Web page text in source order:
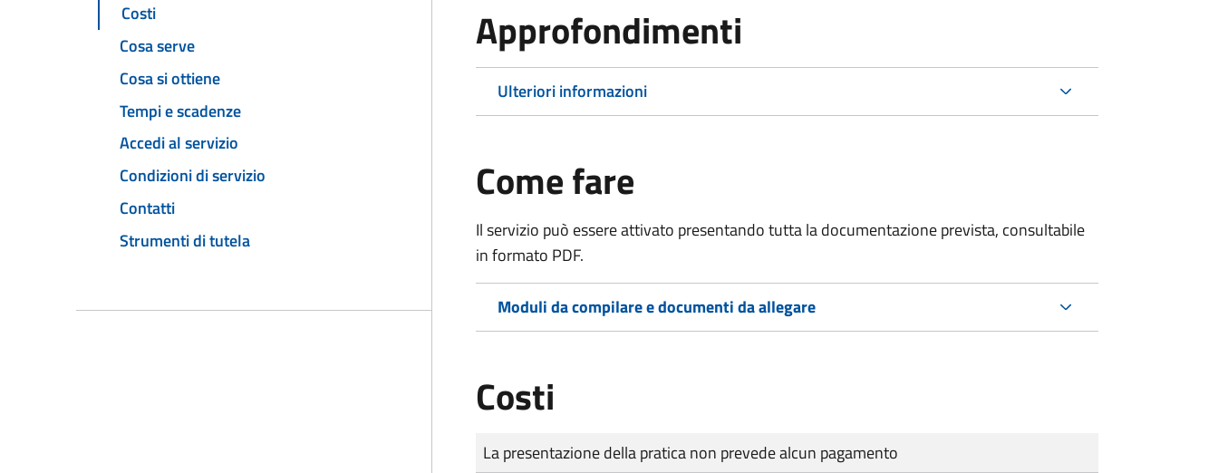
Costi
Cosa serve
Cosa si ottiene
Tempi e scadenze
Accedi al servizio
Condizioni di servizio
Contatti
Strumenti di tutela
Approfondimenti
Ulteriori informazioni
Come fare
Il servizio può essere attivato presentando tutta la documentazione prevista, consultabile
in formato PDF.
Moduli da compilare e documenti da allegare
Costi
Tipo di pagamento
Importo
La presentazione della pratica non prevede alcun pagamento